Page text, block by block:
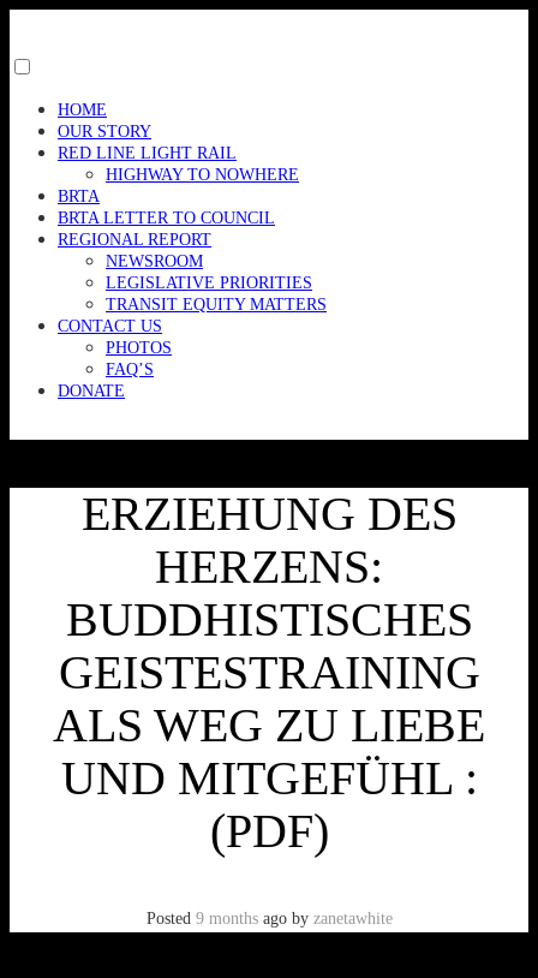
content
menu
visibility.
HOME
OUR STORY
RED LINE LIGHT RAIL
HIGHWAY TO NOWHERE
BRTA
BRTA LETTER TO COUNCIL
REGIONAL REPORT
NEWSROOM
LEGISLATIVE PRIORITIES
TRANSIT EQUITY MATTERS
CONTACT US
PHOTOS
FAQ’S
DONATE
ERZIEHUNG DES
HERZENS:
BUDDHISTISCHES
GEISTESTRAINING
ALS WEG ZU LIEBE
UND MITGEFÜHL :
(PDF)
Posted 9 monthsago by zanetawhite